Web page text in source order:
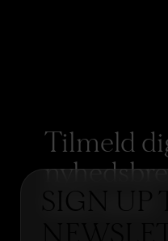
SIGN UP
Tilmeld
hele med